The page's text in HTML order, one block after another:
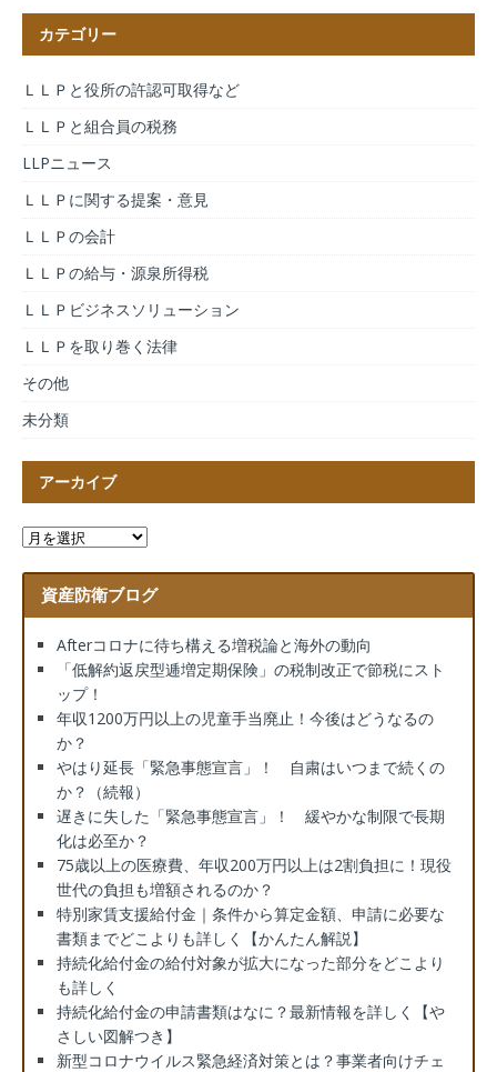
カテゴリー
ＬＬＰと役所の許認可取得など
ＬＬＰと組合員の税務
LLPニュース
ＬＬＰに関する提案・意見
ＬＬＰの会計
ＬＬＰの給与・源泉所得税
ＬＬＰビジネスソリューション
ＬＬＰを取り巻く法律
その他
未分類
アーカイブ
資産防衛ブログ
Afterコロナに待ち構える増税論と海外の動向
「低解約返戻型逓増定期保険」の税制改正で節税にスト
ップ！
年収1200万円以上の児童手当廃止！今後はどうなるの
か？
やはり延長「緊急事態宣言」！ 自粛はいつまで続くの
か？（続報）
遅きに失した「緊急事態宣言」！ 緩やかな制限で長期
化は必至か？
75歳以上の医療費、年収200万円以上は2割負担に！現役
世代の負担も増額されるのか？
特別家賃支援給付金｜条件から算定金額、申請に必要な
書類までどこよりも詳しく【かんたん解説】
持続化給付金の給付対象が拡大になった部分をどこより
も詳しく
持続化給付金の申請書類はなに？最新情報を詳しく【や
さしい図解つき】
新型コロナウイルス緊急経済対策とは？事業者向けチェ